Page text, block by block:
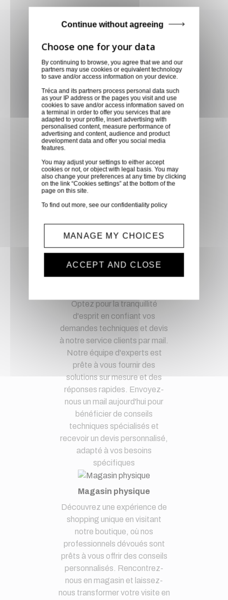
Achetez en toute confiance
Notre équipe est à votre service depuis 20 ans.
Livraison via GLS
Retirer vos produits
directement en magasin ou
faites vous livrer chez vous ou
dans les points relais de notre
France métropolitaine et en
Europe entre 24h et 48h après
mise à disposition des produits
à notre transporteur.
Paiement sécurisé
Paiement CB, virement,
Paypal, ...
Optez pour la tranquillité
d'esprit en confiant vos
demandes techniques et devis
à notre service clients par mail.
Notre équipe d'experts est
prête à vous fournir des
solutions sur mesure et des
réponses rapides. Envoyez-
nous un mail aujourd'hui pour
bénéficier de conseils
techniques spécialisés et
recevoir un devis personnalisé,
adapté à vos besoins
spécifiques
Magasin physique
Découvrez une expérience de
shopping unique en visitant
notre boutique, où nos
professionnels dévoués sont
prêts à vous offrir des conseils
personnalisés. Rencontrez-
nous en magasin et laissez-
nous transformer votre visite en
By continuing to browse, you agree that we and our
partners may use cookies or equivalent technology
to save and/or access information on your device.
Tréca and its partners process personal data such
as your IP address or the pages you visit and use
cookies to save and/or access information saved on
a terminal in order to offer you services that are
adapted to your profile, insert advertising with
personalised content, measure performance of
advertising and content, audience and product
development data and offer you social media
features.
You may adjust your settings to either accept
cookies or not, or object with legal basis. You may
also change your preferences at any time by clicking
on the link “Cookies settings” at the bottom of the
page on this site.
To find out more, see ourconfidentiality policy
Continue without agreeing
MANAGE MY CHOICES
ACCEPT AND CLOSE